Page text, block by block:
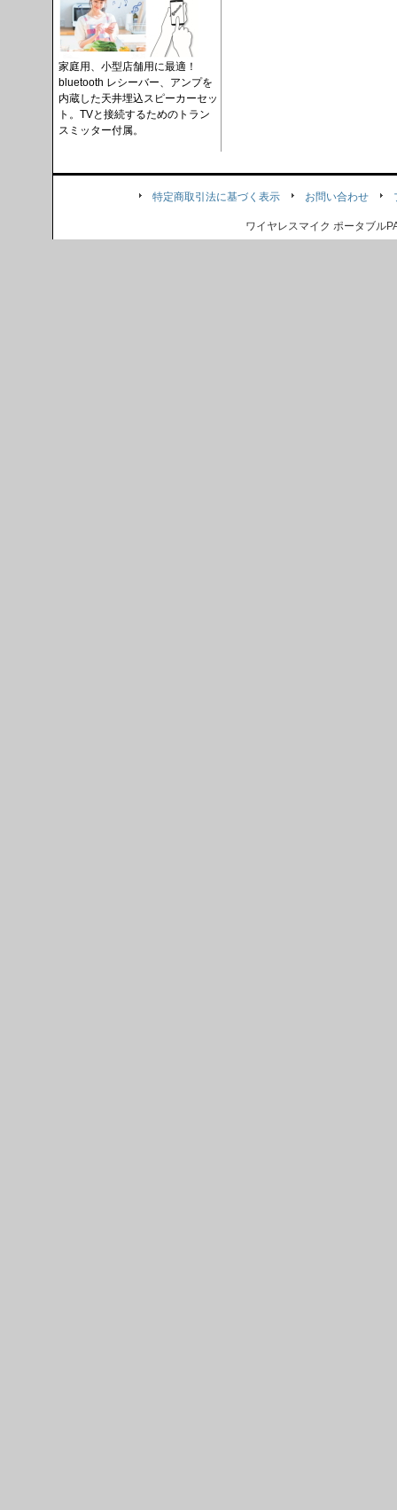
家庭用、小型店舗用に最適！
bluetooth レシーバー、アンプを
内蔵した天井埋込スピーカーセッ
ト。TVと接続するためのトラン
スミッター付属。
特定商取引法に基づく表示 お問い合わせ
ワイヤレスマイク ポータブル